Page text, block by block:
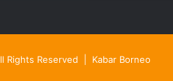
Rights Reserved | Kabar Borneo